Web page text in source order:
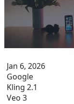
Jan 6, 2026
Google
Kling 2.1
Veo 3